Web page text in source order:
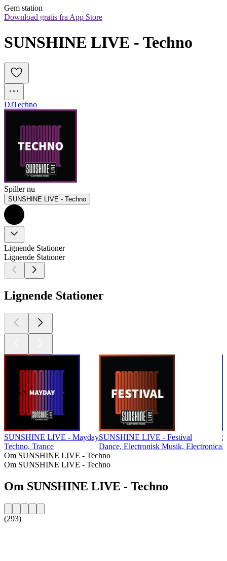
Gem station
Download gratis fra App Store
SUNSHINE LIVE - Techno
DJTechno
Spiller nu
SUNSHINE LIVE - Techno
Lignende Stationer
Lignende Stationer
Lignende Stationer
SUNSHINE LIVE - Mayday
Techno, Trance
SUNSHINE LIVE - Festival
Dance, Electronisk Musik, Electronica
Om SUNSHINE LIVE - Techno
Om SUNSHINE LIVE - Techno
Om SUNSHINE LIVE - Techno
(293)